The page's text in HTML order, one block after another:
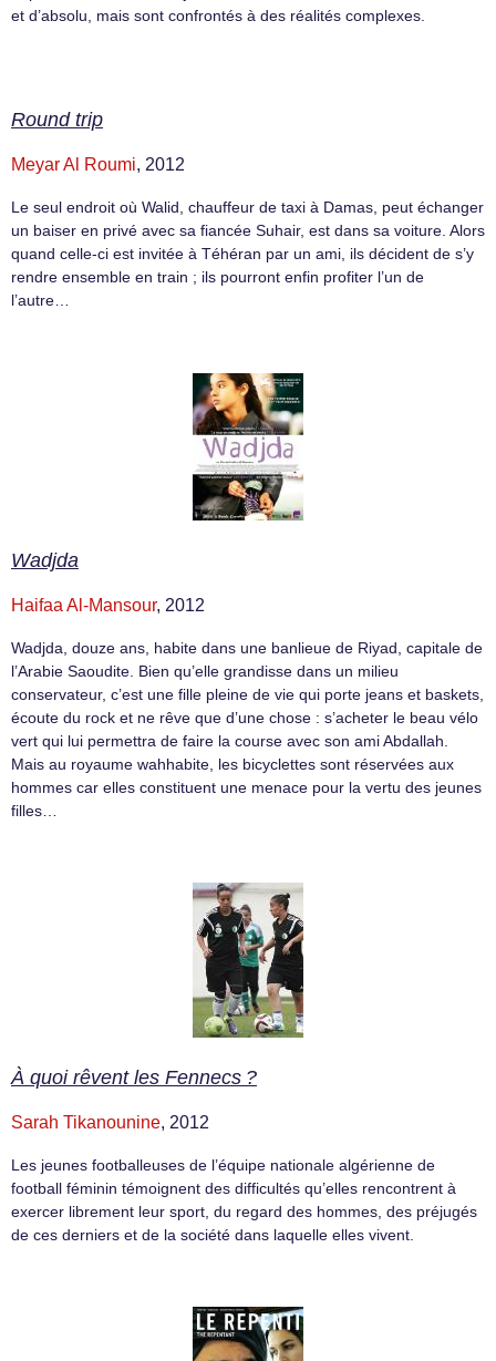
et d’absolu, mais sont confrontés à des réalités complexes.
Round trip
Meyar Al Roumi, 2012
Le seul endroit où Walid, chauffeur de taxi à Damas, peut échanger
un baiser en privé avec sa fiancée Suhair, est dans sa voiture. Alors
quand celle-ci est invitée à Téhéran par un ami, ils décident de s’y
rendre ensemble en train ; ils pourront enfin profiter l’un de
l’autre…
Wadjda
Haifaa Al-Mansour, 2012
Wadjda, douze ans, habite dans une banlieue de Riyad, capitale de
l’Arabie Saoudite. Bien qu’elle grandisse dans un milieu
conservateur, c’est une fille pleine de vie qui porte jeans et baskets,
écoute du rock et ne rêve que d’une chose : s’acheter le beau vélo
vert qui lui permettra de faire la course avec son ami Abdallah.
Mais au royaume wahhabite, les bicyclettes sont réservées aux
hommes car elles constituent une menace pour la vertu des jeunes
filles…
À quoi rêvent les Fennecs ?
Sarah Tikanounine, 2012
Les jeunes footballeuses de l’équipe nationale algérienne de
football féminin témoignent des difficultés qu’elles rencontrent à
exercer librement leur sport, du regard des hommes, des préjugés
de ces derniers et de la société dans laquelle elles vivent.